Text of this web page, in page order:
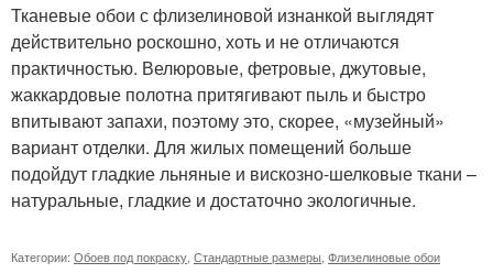
Тканевые обои с флизелиновой изнанкой выглядят
действительно роскошно, хоть и не отличаются
практичностью. Велюровые, фетровые, джутовые,
жаккардовые полотна притягивают пыль и быстро
впитывают запахи, поэтому это, скорее, «музейный»
вариант отделки. Для жилых помещений больше
подойдут гладкие льняные и вискозно-шелковые ткани –
натуральные, гладкие и достаточно экологичные.
Категории: Обоев под покраску Стандартные размеры Флизелиновые обои